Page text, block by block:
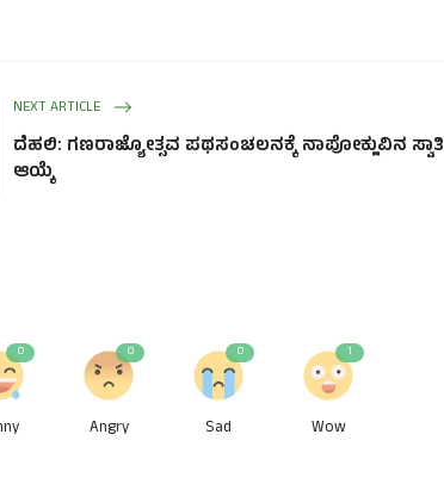
NEXT ARTICLE
ದೆಹಲಿ: ಗಣರಾಜ್ಯೋತ್ಸವ ಪಥಸಂಚಲನಕ್ಕೆ ನಾಪೋಕ್ಲುವಿನ ಸ್ವಾತಿ
ಆಯ್ಕೆ
0
Angry
0
Sad
0
Wow
1